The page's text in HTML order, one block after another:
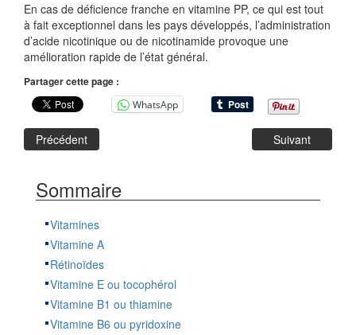
En cas de déficience franche en vitamine PP, ce qui est tout
à fait exceptionnel dans les pays développés, l’administration
d’acide nicotinique ou de nicotinamide provoque une
amélioration rapide de l’état général.
Partager cette page :
WhatsApp
Précédent Suivant
Sommaire
Vitamines
Vitamine A
Rétinoïdes
Vitamine E ou tocophérol
Vitamine B1 ou thiamine
Vitamine B6 ou pyridoxine